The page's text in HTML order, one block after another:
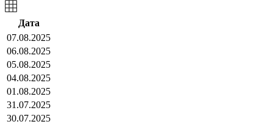
Дата
07.08.2025
06.08.2025
05.08.2025
04.08.2025
01.08.2025
31.07.2025
30.07.2025